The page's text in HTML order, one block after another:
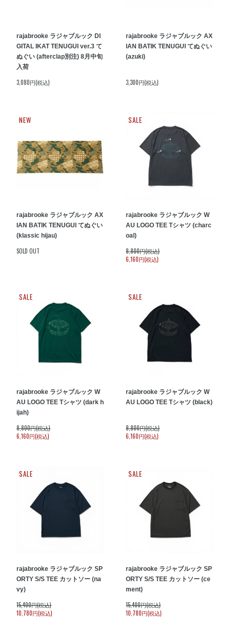
rajabrooke ラジャブルック DI
GITAL IKAT TENUGUI ver.3 て
ぬぐい (afterclap別注) 8月中旬
入荷
3,080円(税込)
rajabrooke ラジャブルック AX
IAN BATIK TENUGUI てぬぐい
(azuki)
3,300円(税込)
NEW
rajabrooke ラジャブルック AX
IAN BATIK TENUGUI てぬぐい
(klassic hijau)
SOLD OUT
SALE
rajabrooke ラジャブルック W
AU LOGO TEE Tシャツ (charc
oal)
8,800円(税込)
6,160円(税込)
SALE
rajabrooke ラジャブルック W
AU LOGO TEE Tシャツ (dark h
ijah)
8,800円(税込)
6,160円(税込)
SALE
rajabrooke ラジャブルック W
AU LOGO TEE Tシャツ (black)
8,800円(税込)
6,160円(税込)
SALE
rajabrooke ラジャブルック SP
ORTY S/S TEE カットソー (na
vy)
15,400円(税込)
10,780円(税込)
SALE
rajabrooke ラジャブルック SP
ORTY S/S TEE カットソー (ce
ment)
15,400円(税込)
10,780円(税込)